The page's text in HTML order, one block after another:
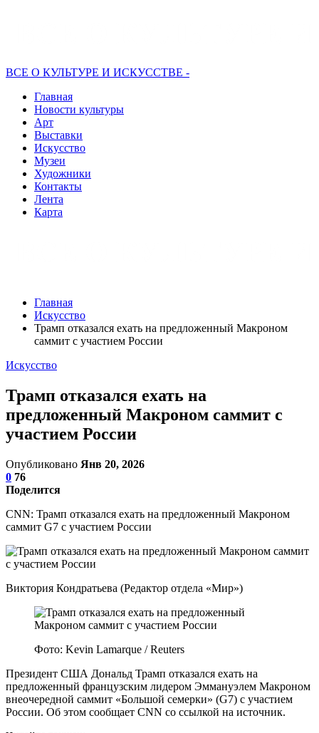
ВСЕ О КУЛЬТУРЕ И ИСКУССТВЕ -
Главная
Новости культуры
Арт
Выставки
Искусство
Музеи
Художники
Контакты
Лента
Карта
Главная
Искусство
Трамп отказался ехать на предложенный Макроном
саммит с участием России
Искусство
Трамп отказался ехать на
предложенный Макроном саммит с
участием России
Опубликовано Янв 20, 2026
0 76
Поделится
CNN: Трамп отказался ехать на предложенный Макроном
саммит G7 с участием России
Виктория Кондратьева (Редактор отдела «Мир»)
Фото: Kevin Lamarque / Reuters
Президент США Дональд Трамп отказался ехать на
предложенный французским лидером Эммануэлем Макроном
внеочередной саммит «Большой семерки» (G7) с участием
России. Об этом сообщает CNN со ссылкой на источник.